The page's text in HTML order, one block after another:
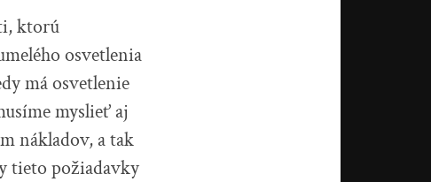
ktorú
osvetlenia
má osvetlenie
myslieť aj
nákladov, a tak
tieto požiadavky